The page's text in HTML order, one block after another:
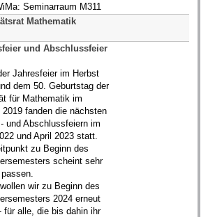
Seminarraum M311
Mathematik
und Abschlussfeier
Jahresfeier im Herbst
dem 50. Geburtstag der
für Mathematik im
2019 fanden die nächsten
und Abschlussfeiern im
und April 2023 statt.
zu Beginn des
scheint sehr
wir zu Beginn des
2024 erneut
für alle, die bis dahin ihr